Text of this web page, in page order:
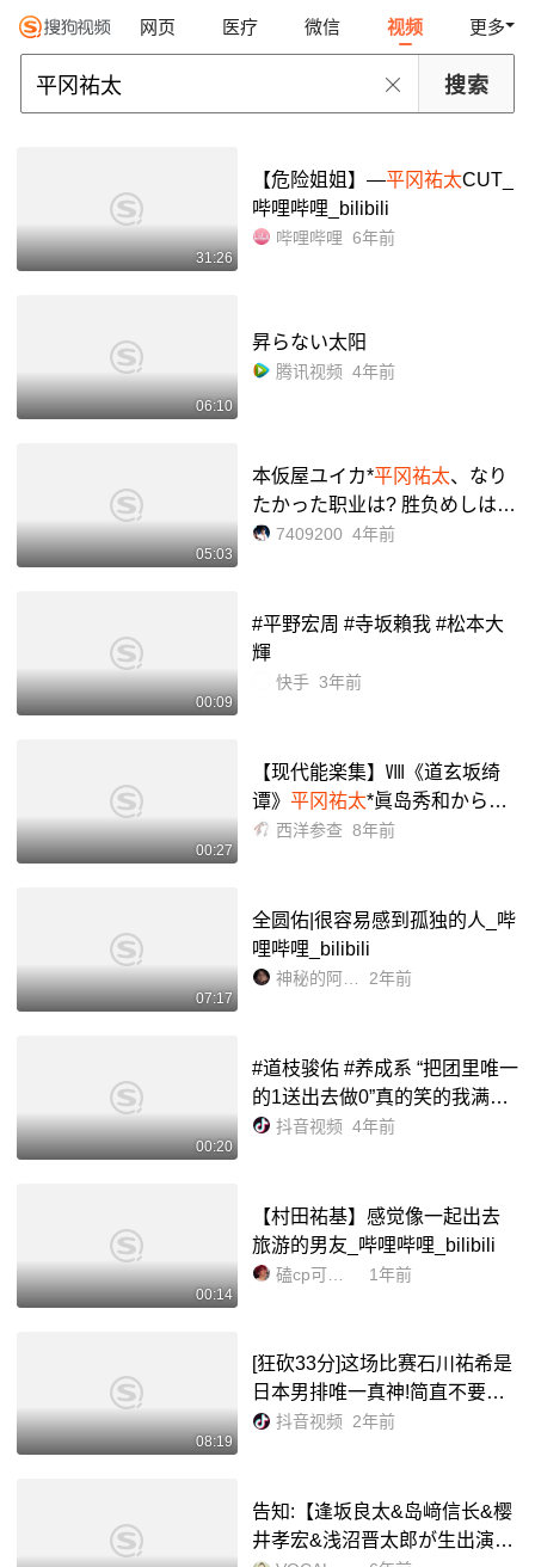
网页 医疗 微信 视频 更多
31:26
【危险姐姐】—平冈祐太CUT_
哔哩哔哩_bilibili
哔哩哔哩 6年前
06:10
昇らない太阳
腾讯视频 4年前
05:03
本仮屋ユイカ*平冈祐太、なり
たかった职业は? 胜负めしは?:
「片恋グルメ日记2」インタビ
7409200 4年前
00:09
#平野宏周 #寺坂賴我 #松本大
輝
快手 3年前
00:27
【现代能楽集】Ⅷ《道玄坂绮
谭》 平冈祐太*眞岛秀和からメ
ッセージ!_哔哩哔哩_bilibili
西洋参查 8年前
07:17
全圆佑|很容易感到孤独的人_哔
哩哔哩_bilibili
神秘的阿园-蓝lAn 2年前
00:20
#道枝骏佑 #养成系 “把团里唯一
的1送出去做0”真的笑的我满地
找头🤣#浪花男子 #长尾谦杜 #
抖音视频 4年前
00:14
【村田祐基】感觉像一起出去
旅游的男友_哔哩哔哩_bilibili
磕cp可太香了 1年前
08:19
[狂砍33分]这场比赛石川祐希是
日本男排唯一真神!简直不要太
离谱了!#日本男排 #男排暴力美
抖音视频 2年前
告知:【逢坂良太&岛﨑信长&樱
井孝宏&浅沼晋太郎が生出演】